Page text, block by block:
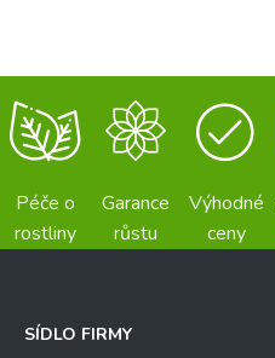
Péče o
rostliny
Garance
růstu
Výhodné
ceny
SÍDLO FIRMY